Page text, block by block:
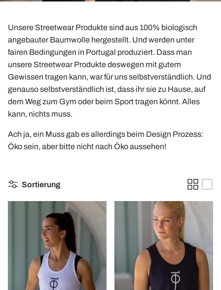
Unsere Streetwear Produkte sind aus 100% biologisch
angebauter Baumwolle hergestellt. Und werden unter
fairen Bedingungen in Portugal produziert. Dass man
unsere Streetwear Produkte deswegen mit gutem
Gewissen tragen kann, war für uns selbstverständlich. Und
genauso selbstverständlich ist, dass ihr sie zu Hause, auf
dem Weg zum Gym oder beim Sport tragen könnt. Alles
kann, nichts muss.
Ach ja, ein Muss gab es allerdings beim Design Prozess:
Öko sein, aber bitte nicht nach Öko aussehen!
Sortierung